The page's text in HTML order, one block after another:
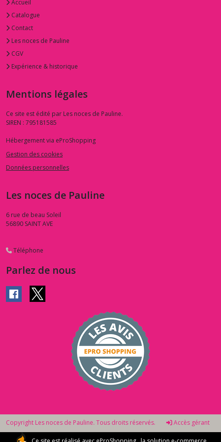
Accueil
Catalogue
Contact
Les noces de Pauline
CGV
Expérience & historique
Mentions légales
Ce site est édité par Les noces de Pauline.
SIREN : 795181585
Hébergement via eProShopping
Gestion des cookies
Données personnelles
Les noces de Pauline
6 rue de beau Soleil
56890 SAINT AVE
Téléphone
Parlez de nous
Copyright Les noces de Pauline. Tous droits réservés. Accès gérant